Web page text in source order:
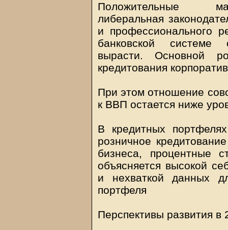
Положительные
либеральная
и профессионального
банковской системе
вырасти. Основной
кредитования
При этом отношение
к ВВП остается ниже
В кредитных
розничное
бизнеса, процентные
объясняется высокой
и нехваткой данных
портфеля
Перспективы развития в